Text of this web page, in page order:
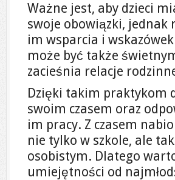
Ważne jest, aby dzieci
swoje obowiązki, jednak
im wsparcia i
może być także
zacieśnia relacje
Dzięki takim praktykom
swoim czasem oraz
im pracy. Z czasem
nie tylko w szkole, ale
osobistym. Dlatego
umiejętności od